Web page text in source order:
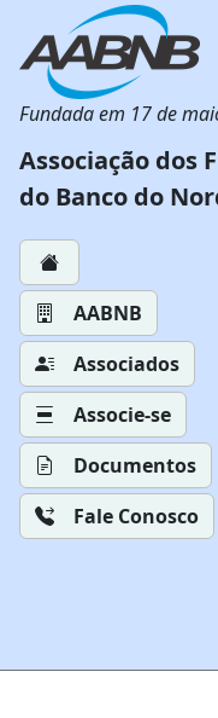
Fundada em 17 de
Associação dos
do Banco do
AABNB
Associados
Associe-se
Documentos
Fale Conosco